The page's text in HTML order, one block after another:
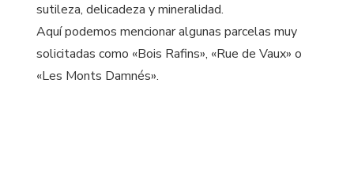
sutileza, delicadeza y mineralidad.
Aquí podemos mencionar algunas parcelas muy
solicitadas como «Bois Rafins», «Rue de Vaux» o
«Les Monts Damnés».